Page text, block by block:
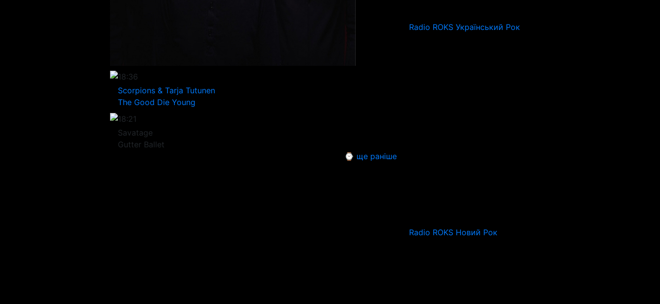
18:36
Scorpions & Tarja Tutunen
The Good Die Young
18:21
Savatage
Gutter Ballet
⌚ ще раніше
Radio ROKS Український Рок
Radio ROKS Новий Рок